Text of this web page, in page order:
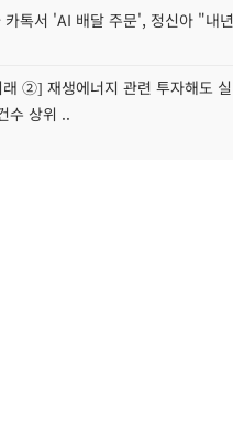
카톡서 'AI 배달 주문', 정신아 "내년
②] 재생에너지 관련 투자해도 실
수 상위 ..